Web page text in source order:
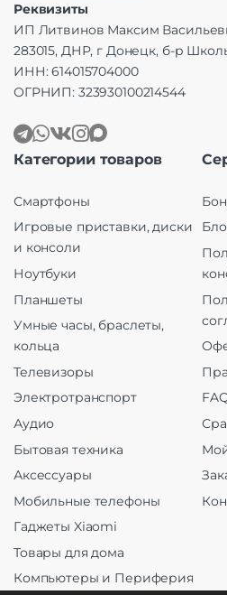
Реквизиты
ИП Литвинов Максим
283015, ДНР, г Донецк, б-р
ИНН: 614015704000
ОГРНИП: 323930100214544
Категории товаров
Смартфоны
Игровые приставки, диски
и консоли
Ноутбуки
Планшеты
Умные часы, браслеты,
кольца
Телевизоры
Электротранспорт
Аудио
Бытовая техника
Аксессуары
Мобильные телефоны
Гаджеты Xiaomi
Товары для дома
Компьютеры и Периферия